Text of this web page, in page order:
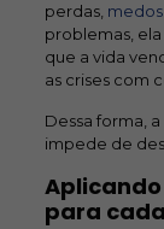
perdas,
problemas,
que a vida
as crises com
Dessa forma,
impede de
para